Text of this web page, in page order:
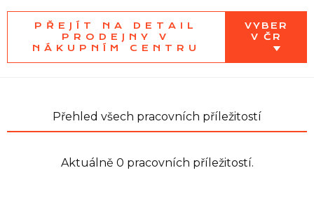
PŘEJÍT NA DETAIL
PRODEJNY V
NÁKUPNÍM CENTRU
VYBER
V ČR
Přehled všech pracovních příležitostí
Aktuálně 0 pracovních příležitostí.